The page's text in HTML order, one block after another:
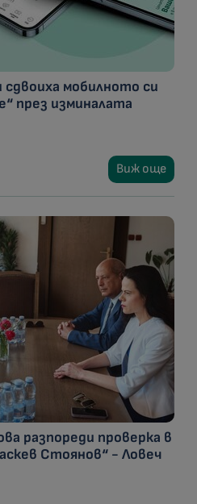
мобилното си
през изминалата
Виж още
разпореди проверка в
Стоянов“ - Ловеч